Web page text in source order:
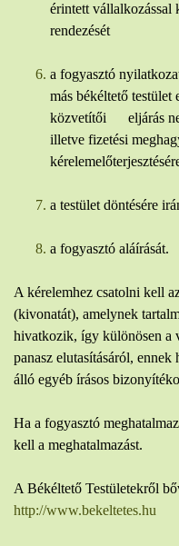
érintett vállalkozással
rendezését
a fogyasztó
más békéltető testület
közvetítői eljárás
illetve fizetési
a testület döntésére
a fogyasztó aláírását.
A kérelemhez csatolni kell
(kivonatát), amelynek
hivatkozik, így különösen a
panasz elutasításáról,
álló egyéb írásos
Ha a fogyasztó
kell a meghatalmazást.
A Békéltető Testületekről
http://www.bekeltetes.hu